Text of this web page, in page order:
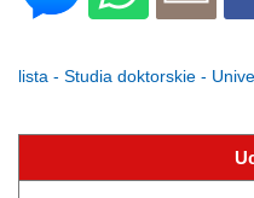
lista - Studia doktorskie -